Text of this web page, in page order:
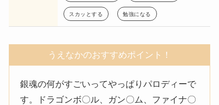
スカッとする 勉強になる
うえなかのおすすめポイント！
銀魂の何がすごいってやっぱりパロディーで
す。ドラゴンボ〇ル、ガン〇ム、ファイナ〇